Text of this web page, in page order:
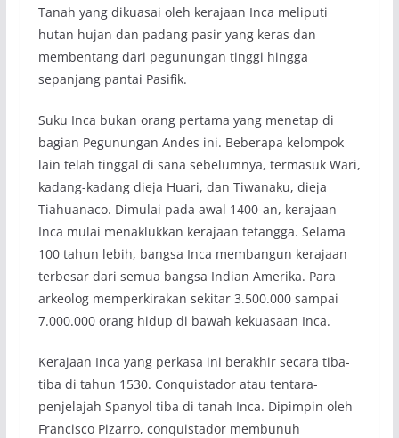
Tanah yang dikuasai oleh kerajaan Inca meliputi
hutan hujan dan padang pasir yang keras dan
membentang dari pegunungan tinggi hingga
sepanjang pantai Pasifik.
Suku Inca bukan orang pertama yang menetap di
bagian Pegunungan Andes ini. Beberapa kelompok
lain telah tinggal di sana sebelumnya, termasuk Wari,
kadang-kadang dieja Huari, dan Tiwanaku, dieja
Tiahuanaco. Dimulai pada awal 1400-an, kerajaan
Inca mulai menaklukkan kerajaan tetangga. Selama
100 tahun lebih, bangsa Inca membangun kerajaan
terbesar dari semua bangsa Indian Amerika. Para
arkeolog memperkirakan sekitar 3.500.000 sampai
7.000.000 orang hidup di bawah kekuasaan Inca.
Kerajaan Inca yang perkasa ini berakhir secara tiba-
tiba di tahun 1530. Conquistador atau tentara-
penjelajah Spanyol tiba di tanah Inca. Dipimpin oleh
Francisco Pizarro, conquistador membunuh